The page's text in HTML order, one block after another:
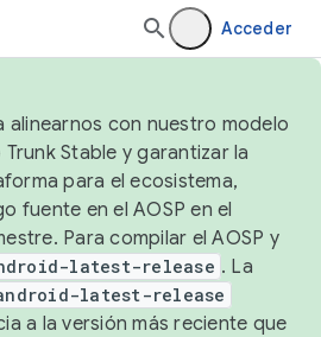
Acceder
alinearnos con nuestro modelo
Stable y garantizar la
para el ecosistema,
fuente en el AOSP en el
Para compilar el AOSP y
latest-release . La
latest-release
a la versión más reciente que